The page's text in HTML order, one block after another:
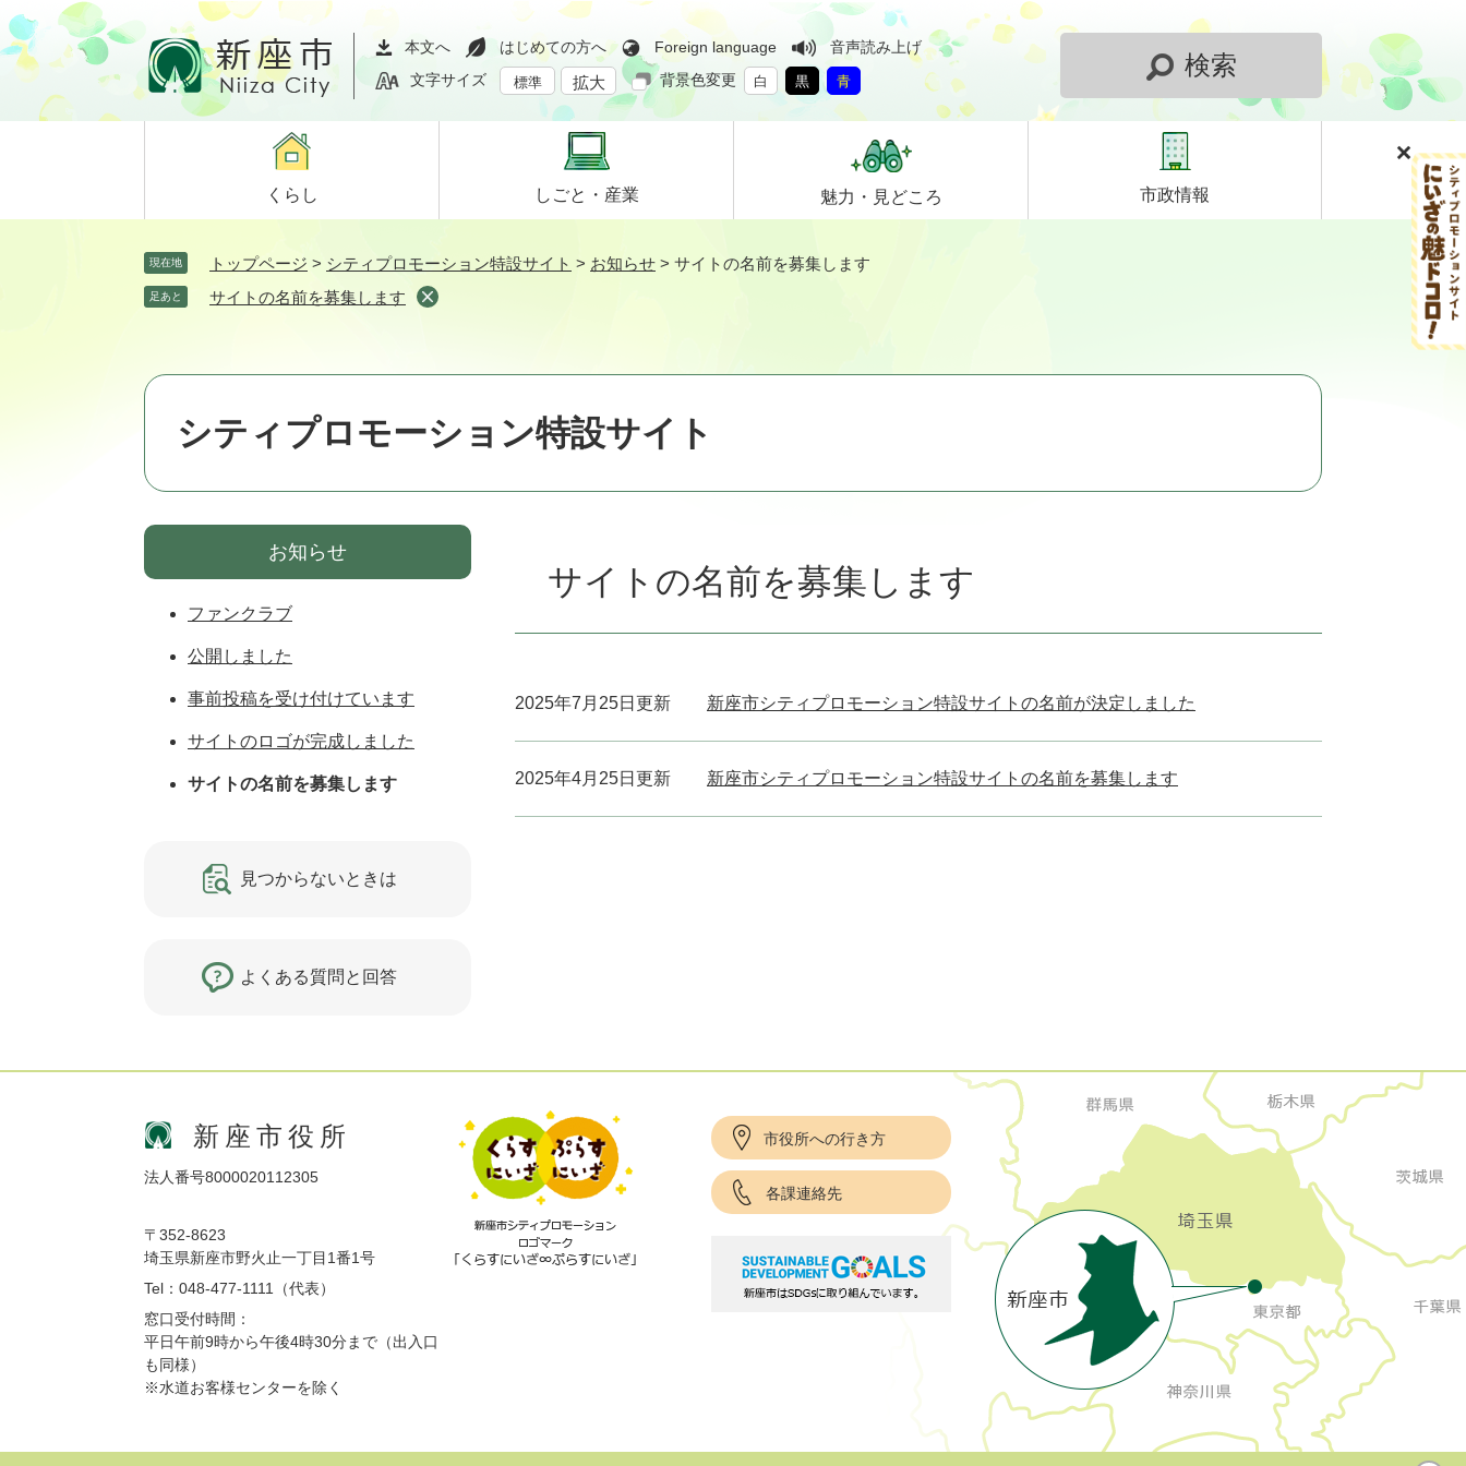
ペ
ー
ジ
メ
ニ
ュ
て
本文へ はじめての方へ Foreign language
音声読み上げ
文字サイズ
標準 拡大 背景色変更 白 黒 青
検索
くらし しごと・ 産業 魅力・ 見どころ 市政情報
現在地 トップページ > シティプロモーション特設サイト > お知らせ > サイトの名前を募集します
足あと サイトの名前を募集します
シティプロモーション特設サイト
サイトの名前を募集します
2025年7月25日更新 新座市シティプロモーション特設サイトの名前が決定しました
2025年4月25日更新 新座市シティプロモーション特設サイトの名前を募集します
お知らせ
ファンクラブ
公開しました
事前投稿を受け付けています
サイトのロゴが完成しました
サイトの名前を募集します
見つからないときは
よくある質問と回答
新座市役所
法人番号8000020112305
〒352-8623
埼玉県新座市野火止一丁目1番1号
Tel：048-477-1111（代表）
窓口受付時間：
平日午前9時から午後4時30分まで（出入口
も同様）
※水道お客様センターを除く
市役所への行き方
各課連絡先